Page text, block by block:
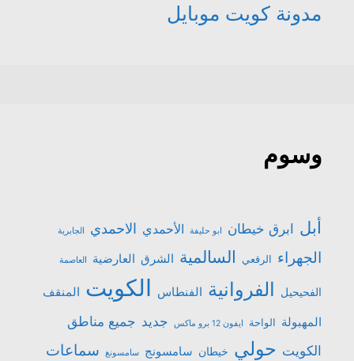
مدونة كويت موبايل
وسوم
أبل ابرق خيطان ابو حليفة الأحمدي الاحمدي الجابرية
الجهراء الرقعي السالمية الشرق العارضية العاصمة
الفحيحيل الفروانية الفنطاس الكويت المنقف
المهبولة الواحة ايفون 12 برو ماكس جديد جميع مناطق
الكويت حولي خيطان سامسونج سامسونغ سماعات